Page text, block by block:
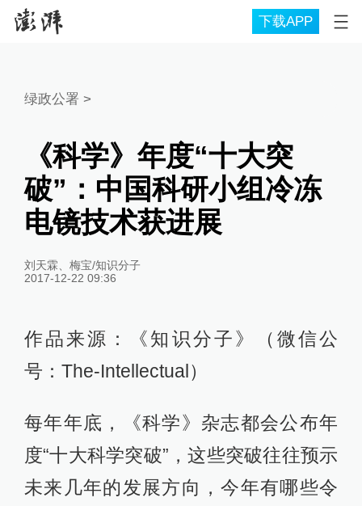
下载APP
绿政公署 >
《科学》年度“十大突
破”：中国科研小组冷冻
电镜技术获进展
刘天霖、梅宝/知识分子
2017-12-22 09:36
作品来源：《知识分子》（微信公
号：The-Intellectual）
每年年底，《科学》杂志都会公布年
度“十大科学突破”，这些突破往往预示
未来几年的发展方向，今年有哪些令